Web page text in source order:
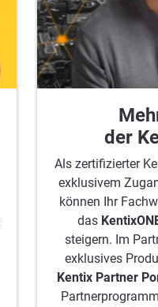
der
Als zertifizierter
exklusivem
können Ihr
das
steigern. Im
exklusives
Kentix Partner